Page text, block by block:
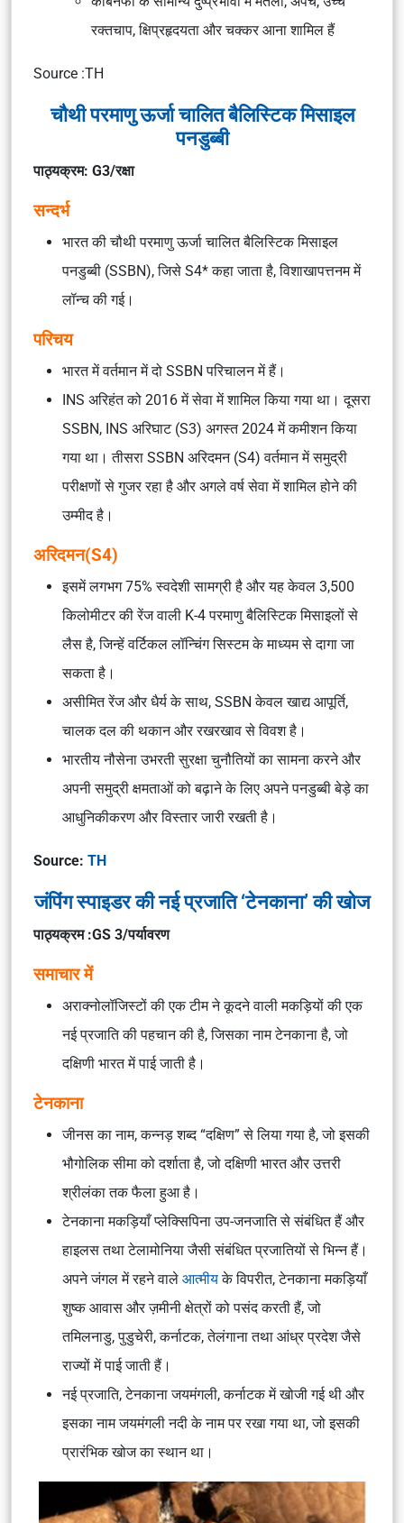
रक्तचाप, क्षिप्रहृदयता और चक्कर आना शामिल हैं
Source :TH
चौथी परमाणु ऊर्जा चालित बैलिस्टिक मिसाइल
पनडुब्बी
पाठ्यक्रम: G3/रक्षा
सन्दर्भ
भारत की चौथी परमाणु ऊर्जा चालित बैलिस्टिक मिसाइल
पनडुब्बी (SSBN), जिसे S4* कहा जाता है, विशाखापत्तनम में
लॉन्च की गई।
परिचय
भारत में वर्तमान में दो SSBN परिचालन में हैं।
INS अरिहंत को 2016 में सेवा में शामिल किया गया था। दूसरा
SSBN, INS अरिघाट (S3) अगस्त 2024 में कमीशन किया
गया था। तीसरा SSBN अरिदमन (S4) वर्तमान में समुद्री
परीक्षणों से गुजर रहा है और अगले वर्ष सेवा में शामिल होने की
उम्मीद है।
अरिदमन(S4)
इसमें लगभग 75% स्वदेशी सामग्री है और यह केवल 3,500
किलोमीटर की रेंज वाली K-4 परमाणु बैलिस्टिक मिसाइलों से
लैस है, जिन्हें वर्टिकल लॉन्चिंग सिस्टम के माध्यम से दागा जा
सकता है।
असीमित रेंज और धैर्य के साथ, SSBN केवल खाद्य आपूर्ति,
चालक दल की थकान और रखरखाव से विवश है।
भारतीय नौसेना उभरती सुरक्षा चुनौतियों का सामना करने और
अपनी समुद्री क्षमताओं को बढ़ाने के लिए अपने पनडुब्बी बेड़े का
आधुनिकीकरण और विस्तार जारी रखती है।
Source: TH
जंपिंग स्पाइडर की नई प्रजाति ‘टेनकाना’ की खोज
पाठ्यक्रम :GS 3/पर्यावरण
समाचार में
अराक्नोलॉजिस्टों की एक टीम ने कूदने वाली मकड़ियों की एक
नई प्रजाति की पहचान की है, जिसका नाम टेनकाना है, जो
दक्षिणी भारत में पाई जाती है।
टेनकाना
जीनस का नाम, कन्नड़ शब्द “दक्षिण” से लिया गया है, जो इसकी
भौगोलिक सीमा को दर्शाता है, जो दक्षिणी भारत और उत्तरी
श्रीलंका तक फैला हुआ है।
टेनकाना मकड़ियाँ प्लेक्सिपिना उप-जनजाति से संबंधित हैं और
हाइलस तथा टेलामोनिया जैसी संबंधित प्रजातियों से भिन्न हैं।
अपने जंगल में रहने वाले आत्मीयके विपरीत, टेनकाना मकड़ियाँ
शुष्क आवास और ज़मीनी क्षेत्रों को पसंद करती हैं, जो
तमिलनाडु, पुडुचेरी, कर्नाटक, तेलंगाना तथा आंध्र प्रदेश जैसे
राज्यों में पाई जाती हैं।
नई प्रजाति, टेनकाना जयमंगली, कर्नाटक में खोजी गई थी और
इसका नाम जयमंगली नदी के नाम पर रखा गया था, जो इसकी
प्रारंभिक खोज का स्थान था।